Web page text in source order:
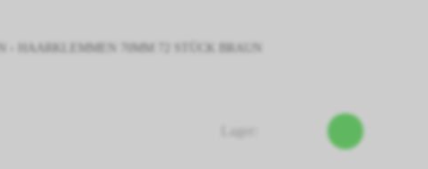
HAARKLEMMEN 70MM 72 STÜCK BRAUN